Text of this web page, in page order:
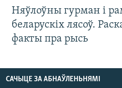
Няўлоўны гурман і
беларускіх лясоў.
факты пра рысь
САЧЫЦЕ ЗА АБНАЎЛЕНЬНЯМІ